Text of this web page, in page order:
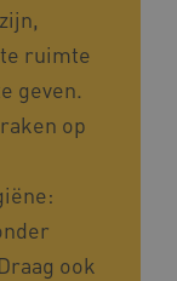
ruimte
geven.
op
ook